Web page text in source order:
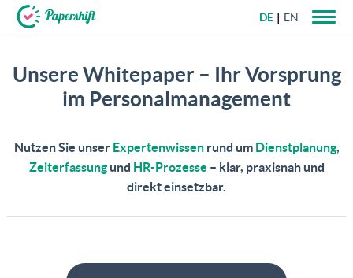
+49 721 50 95 79 69
DE EN
Unsere Whitepaper – Ihr Vorsprung
im Personalmanagement
Nutzen Sie unser Expertenwissenrund um Dienstplanung,
Zeiterfassungund HR-Prozesse – klar, praxisnah und
direkt einsetzbar.